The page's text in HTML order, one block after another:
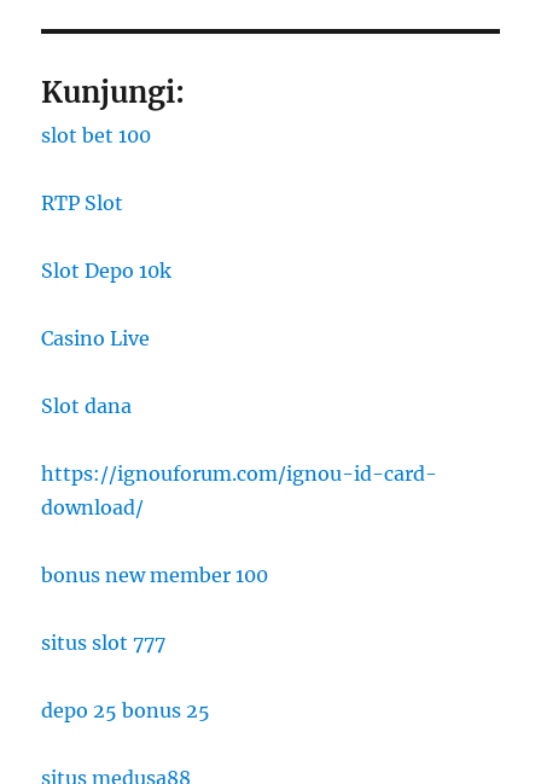
Kunjungi:
slot bet 100
RTP Slot
Slot Depo 10k
Casino Live
Slot dana
https://ignouforum.com/ignou-id-card-
download/
bonus new member 100
situs slot 777
depo 25 bonus 25
situs medusa88